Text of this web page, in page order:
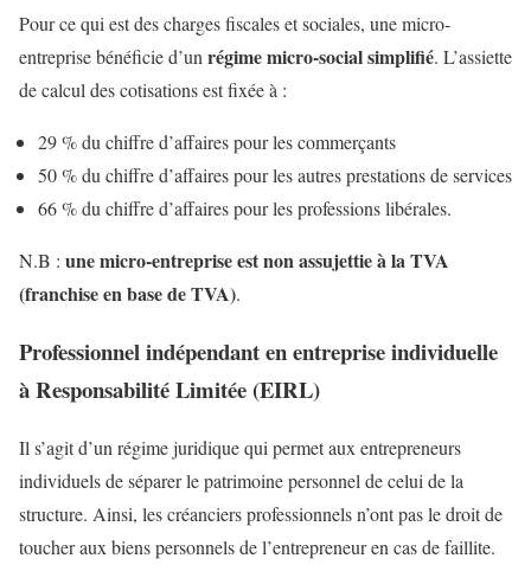
Pour ce qui est des charges fiscales et sociales, une micro-
entreprise bénéficie d’unrégime micro-social simplifié. L’assiette
de calcul des cotisations est fixée à :
29 % du chiffre d’affaires pour les commerçants
50 % du chiffre d’affaires pour les autres prestations de services
66 % du chiffre d’affaires pour les professions libérales.
N.B : une micro-entreprise est non assujettie à la TVA
(franchise en base de TVA).
Professionnel indépendant en entreprise individuelle
à Responsabilité Limitée (EIRL)
Il s’agit d’un régime juridique qui permet aux entrepreneurs
individuels de séparer le patrimoine personnel de celui de la
structure. Ainsi, les créanciers professionnels n’ont pas le droit de
toucher aux biens personnels de l’entrepreneur en cas de faillite.